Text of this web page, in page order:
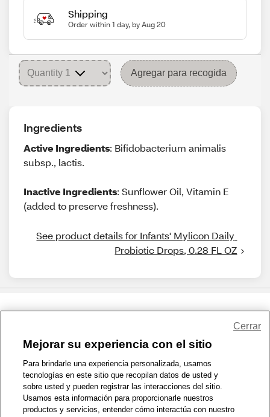
Shipping
Order within 1 day, by Aug 20
Agregar para recogida
Ingredients
Active Ingredients: Bifidobacterium animalis
subsp., lactis.
Inactive Ingredients: Sunflower Oil, Vitamin E
(added to preserve freshness).
See product details for Infants' Mylicon Daily
Probiotic Drops, 0.28 FL OZ
1-800-679-9691 | Contáctenos | Términos de Uso | Accesibilidad
Política de Privacidad | WA Privacy Policy | Mapa del sitio
Zona de Bienestar | © 1999 - 2026 CVS.com
Mejorar su experiencia con el sitio
Para brindarle una experiencia personalizada, usamos
tecnologías en este sitio que recopilan datos de usted y
sobre usted y pueden registrar las interacciones del sitio.
Usamos esta información para proporcionarle nuestros
productos y servicios, entender cómo interactúa con nuestro
Cerrar